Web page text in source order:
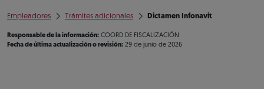
Empleadores Trámites adicionales Dictamen Infonavit
Responsable de la información: COORD DE FISCALIZACIÓN
Fecha de última actualización o revisión: 29 de junio de 2026